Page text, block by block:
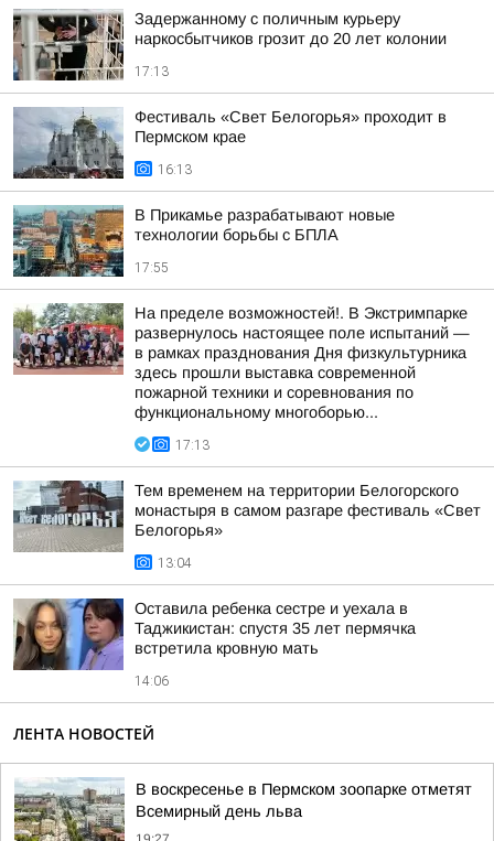
Задержанному с поличным курьеру
наркосбытчиков грозит до 20 лет колонии
17:13
Фестиваль «Свет Белогорья» проходит в
Пермском крае
16:13
В Прикамье разрабатывают новые
технологии борьбы с БПЛА
17:55
На пределе возможностей!. В Экстримпарке
развернулось настоящее поле испытаний —
в рамках празднования Дня физкультурника
здесь прошли выставка современной
пожарной техники и соревнования по
функциональному многоборью...
17:13
Тем временем на территории Белогорского
монастыря в самом разгаре фестиваль «Свет
Белогорья»
13:04
Оставила ребенка сестре и уехала в
Таджикистан: спустя 35 лет пермячка
встретила кровную мать
14:06
ЛЕНТА НОВОСТЕЙ
В воскресенье в Пермском зоопарке отметят
Всемирный день льва